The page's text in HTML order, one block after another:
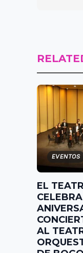
EVENTOS
EL
AL